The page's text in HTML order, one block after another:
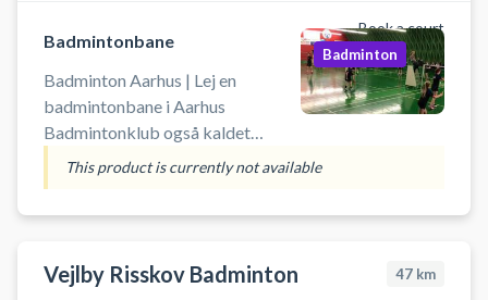
Book a court
Badmintonbane
Badminton Aarhus | Lej en
badmintonbane i Aarhus
Badmintonklub også kaldet
Aarhus AB. Det er muligt at leje
badmintonketcher og købe bolde
i badmintonhallens cafe. Book en
Aarhus Badminton Klub og spil
badminton i Aarhus. Medbring
Badminton
This product is currently not available
Vejlby Risskov Badminton 47 km